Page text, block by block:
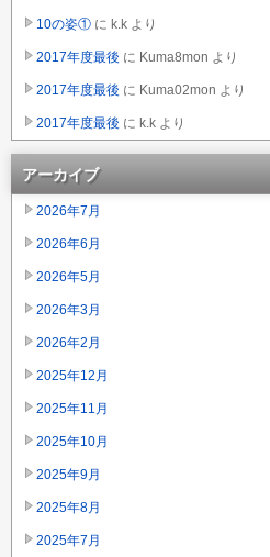
10の姿① に k.k より
2017年度最後 に Kuma8mon より
2017年度最後 に Kuma02mon より
2017年度最後 に k.k より
アーカイブ
2026年7月
2026年6月
2026年5月
2026年3月
2026年2月
2025年12月
2025年11月
2025年10月
2025年9月
2025年8月
2025年7月